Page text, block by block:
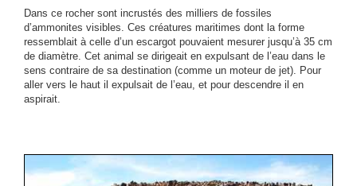
Dans ce rocher sont incrustés des milliers de fossiles
d’ammonites visibles. Ces créatures maritimes dont la forme
ressemblait à celle d’un escargot pouvaient mesurer jusqu’à 35 cm
de diamètre. Cet animal se dirigeait en expulsant de l’eau dans le
sens contraire de sa destination (comme un moteur de jet). Pour
aller vers le haut il expulsait de l’eau, et pour descendre il en
aspirait.